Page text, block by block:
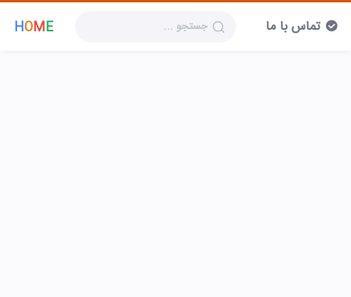
HOME تماس با ما